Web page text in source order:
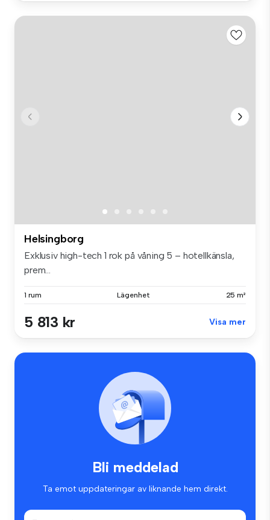
Helsingborg
Exklusiv high-tech 1 rok på våning 5 – hotellkänsla,
prem...
1 rum Lägenhet 25 m²
5 813 kr Visa mer
Bli meddelad
Ta emot uppdateringar av liknande hem direkt.